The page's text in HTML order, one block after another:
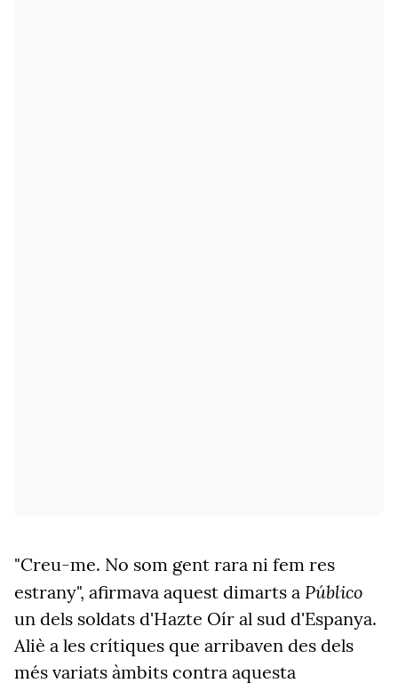
"Creu-me. No som gent rara ni fem res
estrany", afirmava aquest dimarts a Público
un dels soldats d'Hazte Oír al sud d'Espanya.
Aliè a les crítiques que arribaven des dels
més variats àmbits contra aquesta